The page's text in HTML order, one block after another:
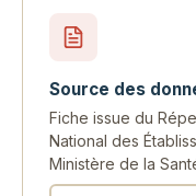
Source des
Fiche issue du
National des
Ministère de la